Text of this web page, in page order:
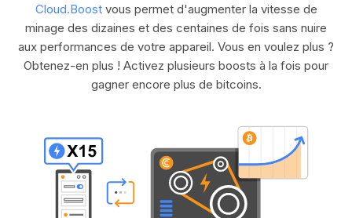
Cloud.Boostvous permet d'augmenter la vitesse de
minage des dizaines et des centaines de fois sans nuire
aux performances de votre appareil. Vous en voulez plus ?
Obtenez-en plus ! Activez plusieurs boosts à la fois pour
gagner encore plus de bitcoins.